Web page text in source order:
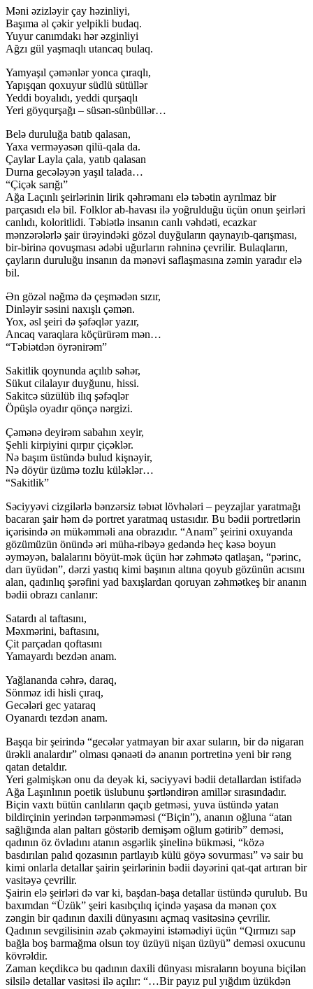
Məni əzizləyir çay həzinliyi,
Başıma əl çəkir yelpikli budaq.
Yuyur canımdakı hər əzginliyi
Ağzı gül yaşmaqlı utancaq bulaq.
Yamyaşıl çəmənlər yonca çıraqlı,
Yapışqan qoxuyur südlü sütüllər
Yeddi boyalıdı, yeddi qurşaqlı
Yeri göyqurşağı – süsən-sünbüllər…
Belə duruluğa batıb qalasan,
Yaxa verməyəsən qilü-qala da.
Çaylar Layla çala, yatıb qalasan
Durna gecələyən yaşıl talada…
“Çiçək sarığı”
Ağa Laçınlı şeirlərinin lirik qəhrəmanı elə təbətin ayrılmaz bir
parçasıdı elə bil. Folklor ab-havası ilə yoğrulduğu üçün onun şeirləri
canlıdı, koloritlidi. Təbiətlə insanın canlı vəhdəti, ecazkar
mənzərələrlə şair ürəyindəki gözəl duyğuların qaynayıb-qarışması,
bir-birinə qovuşması ədəbi uğurların rəhninə çevrilir. Bulaqların,
çayların duruluğu insanın da mənəvi saflaşmasına zəmin yaradır elə
bil.
Ən gözəl nəğmə də çeşmədən sızır,
Dinləyir səsini naxışlı çəmən.
Yox, əsl şeiri də şəfəqlər yazır,
Ancaq varaqlara köçürürəm mən…
“Təbiətdən öyrənirəm”
Sakitlik qoynunda açılıb səhər,
Sükut cilalayır duyğunu, hissi.
Sakitcə süzülüb ilıq şəfəqlər
Öpüşlə oyadır qönçə nərgizi.
Çəmənə deyirəm sabahın xeyir,
Şehli kirpiyini qırpır çiçəklər.
Nə başım üstündə bulud kişnəyir,
Nə döyür üzümə tozlu küləklər…
“Sakitlik”
Səciyyəvi cizgilərlə bənzərsiz təbıət lövhələri – peyzajlar yaratmağı
bacaran şair həm də portret yaratmaq ustasıdır. Bu bədii portretlərin
içərisində ən mükəmməli ana obrazıdır. “Anam” şeirini oxuyanda
gözümüzün önündə əri müha-ribəyə gedəndə heç kəsə boyun
əyməyən, balalarını böyüt-mək üçün hər zəhmətə qatlaşan, “pərinc,
darı üyüdən”, dərzi yastıq kimi başının altına qoyub gözünün acısını
alan, qadınlıq şərəfini yad baxışlardan qoruyan zəhmətkeş bir ananın
bədii obrazı canlanır:
Satardı al taftasını,
Məxmərini, baftasını,
Çit parçadan qoftasını
Yamayardı bezdən anam.
Yağlananda cəhrə, daraq,
Sönməz idi hisli çıraq,
Gecələri gec yataraq
Oyanardı tezdən anam.
Başqa bir şeirində “gecələr yatmayan bir axar suların, bir də nigaran
ürəkli analardır” olması qənaəti də ananın portretinə yeni bir rəng
qatan detaldır.
Yeri gəlmişkən onu da deyək ki, səciyyəvi bədii detallardan istifadə
Ağa Laşınlının poetik üslubunu şərtləndirən amillər sırasındadır.
Biçin vaxtı bütün canlıların qaçıb getməsi, yuva üstündə yatan
bildirçinin yerindən tərpənməməsi (“Biçin”), ananın oğluna “atan
sağlığında alan paltarı göstərib demişəm oğlum gətirib” deməsi,
qadının öz övladını atanın əsgərlik şinelinə bükməsi, “közə
basdırılan palıd qozasının partlayıb külü göyə sovurması” və sair bu
kimi onlarla detallar şairin şeirlərinin bədii dəyərini qat-qat artıran bir
vasitəyə çevrilir.
Şairin elə şeirləri də var ki, başdan-başa detallar üstündə qurulub. Bu
baxımdan “Üzük” şeiri kasıbçılıq içində yaşasa da mənən çox
zəngin bir qadının daxili dünyasını açmaq vasitəsinə çevrilir.
Qadının sevgilisinin əzab çəkməyini istəmədiyi üçün “Qırmızı sap
bağla boş barmağma olsun toy üzüyü nişan üzüyü” deməsi oxucunu
kövrəldir.
Zaman keçdikcə bu qadının daxili dünyası misraların boyuna biçilən
silsilə detallar vasitəsi ilə açılır: “…Bir payız pul yığdım üzükdən